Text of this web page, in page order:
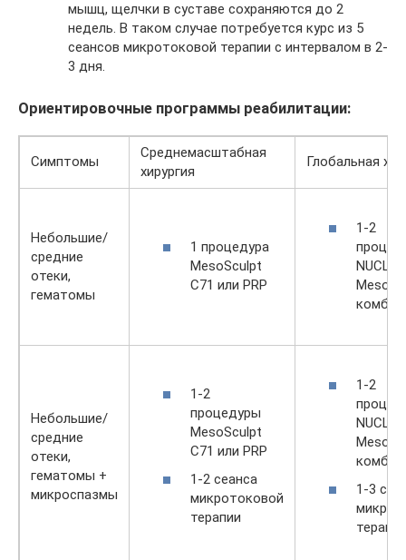
мышц, щелчки в суставе сохраняются до 2
недель. В таком случае потребуется курс из 5
сеансов микротоковой терапии с интервалом в 2-
3 дня.
Ориентировочные программы реабилитации:
Симптомы
Среднемасштабная
хирургия
Глобальная
Небольшие/
средние
отеки,
гематомы
1 процедура
MesoSculpt
C71 или PRP
1-2
Небольшие/
средние
отеки,
гематомы +
микроспазмы
1-2
процедуры
MesoSculpt
C71 или PRP
1-2 сеанса
микротоковой
терапии
1-2
1-3
терапии